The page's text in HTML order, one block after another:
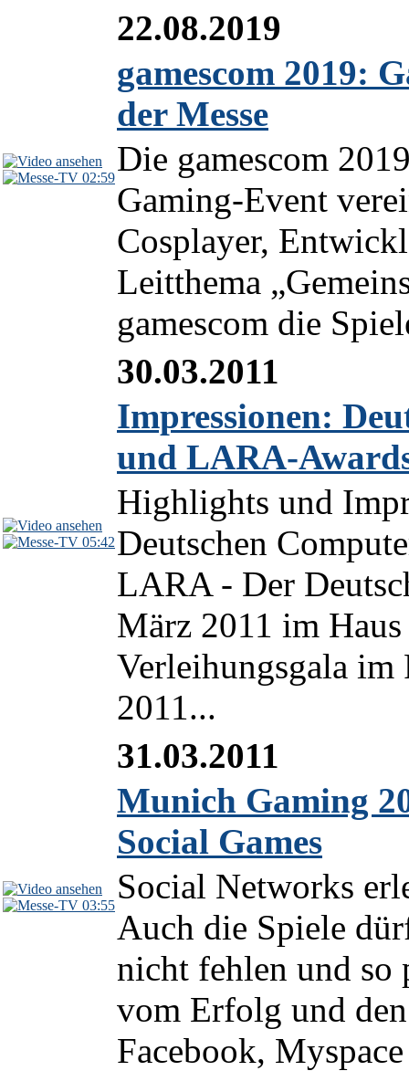
02:59
22.08.2019
gamescom 2019:
der Messe
Die gamescom
Gaming-Event
Cosplayer,
Leitthema
gamescom die
05:42
30.03.2011
Impressionen:
und LARA-
Highlights und
Deutschen
LARA - Der
März 2011 im
Verleihungsgala
2011...
03:55
31.03.2011
Munich Gaming
Social Games
Social Networks
Auch die Spiele
nicht fehlen und so
vom Erfolg und
Facebook,